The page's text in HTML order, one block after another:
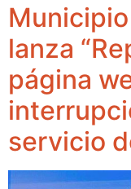
lanza
página
servicio